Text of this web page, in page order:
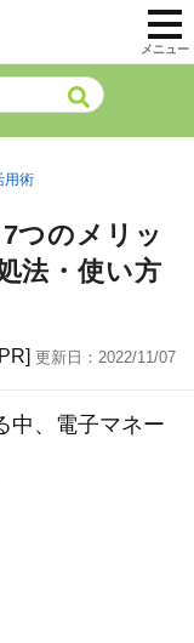
メニュー
用術
つのメリッ
法・使い方
更新日： 2022/11/07
中、電子マネー